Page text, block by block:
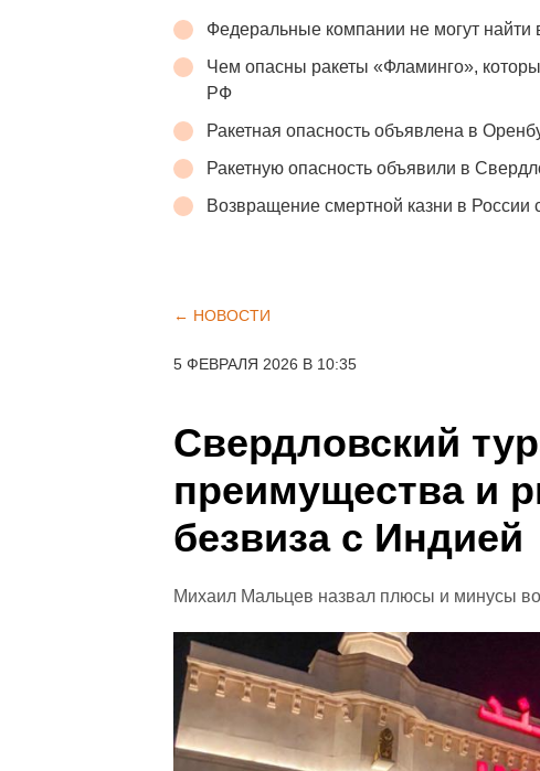
Федеральные компании не могут найти
Чем опасны ракеты «Фламинго»,
РФ
Ракетная опасность объявлена в
Ракетную опасность объявили в
Возвращение смертной казни в
← НОВОСТИ
5 ФЕВРАЛЯ 2026 В 10:35
Свердловский
преимущества и
безвиза с Индией
Михаил Мальцев назвал плюсы и минусы